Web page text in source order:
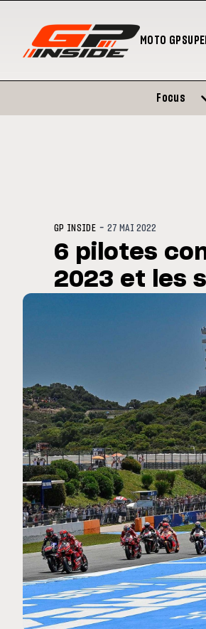
MOTO GP
Grande-
Focus
GP INSIDE -27 MAI 2022
6 pilotes
2023 et les